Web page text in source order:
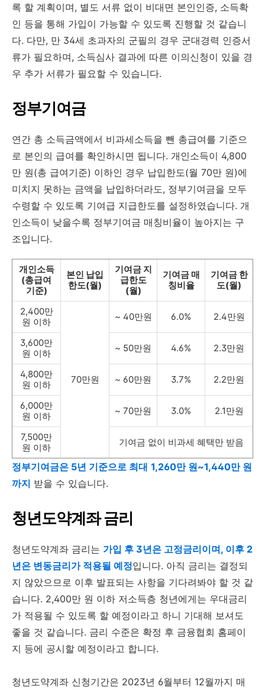
록 할 계획이며, 별도 서류 없이 비대면 본인인증, 소득확
인 등을 통해 가입이 가능할 수 있도록 진행할 것 같습니
다. 다만, 만 34세 초과자의 군필의 경우 군대경력 인증서
류가 필요하며, 소득심사 결과에 따른 이의신청이 있을 경
우 추가 서류가 필요할 수 있습니다.
정부기여금
연간 총 소득금액에서 비과세소득을 뺀 총급여를 기준으
로 본인의 급여를 확인하시면 됩니다. 개인소득이 4,800
만 원(총 급여기준) 이하인 경우 납입한도(월 70만 원)에
미치지 못하는 금액을 납입하더라도, 정부기여금을 모두
수령할 수 있도록 기여급 지급한도를 설정하였습니다. 개
인소득이 낮을수록 정부기여금 매칭비율이 높아지는 구
조입니다.
개인소득
(총급여
기준)
본인 납입
한도(월)
기여금 지
급한도
(월)
기여금 매
칭비율
기여금 한
도(월)
2,400만
원 이하
70만원
~ 40만원 6.0% 2.4만원
3,600만
원 이하
~ 50만원 4.6% 2.3만원
4,800만
원 이하
~ 60만원 3.7% 2.2만원
6,000만
원 이하
~ 70만원 3.0% 2.1만원
7,500만
원 이하
기여금 없이 비과세 혜택만 받음
정부기여금은 5년 기준으로 최대 1,260만 원~1,440만 원
까지 받을 수 있습니다.
청년도약계좌 금리
청년도약계좌 금리는 가입 후 3년은 고정금리이며, 이후 2
년은 변동금리가 적용될 예정입니다. 아직 금리는 결정되
지 않았으므로 이후 발표되는 사항을 기다려봐야 할 것 같
습니다. 2,400만 원 이하 저소득층 청년에게는 우대금리
가 적용될 수 있도록 할 예정이라고 하니 기대해 보셔도
좋을 것 같습니다. 금리 수준은 확정 후 금융협회 홈페이
지 등에 공시할 예정이라고 합니다.
청년도약계좌 신청기간은 2023년 6월부터 12월까지 매